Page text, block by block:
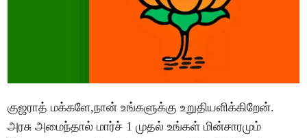
குஜராத் மக்களே,நான் உங்களுக்கு உறுதியளிக்கிறேன்.
அரசு அமைந்தால் மார்ச் 1 முதல் உங்கள் மின்சாரமும்